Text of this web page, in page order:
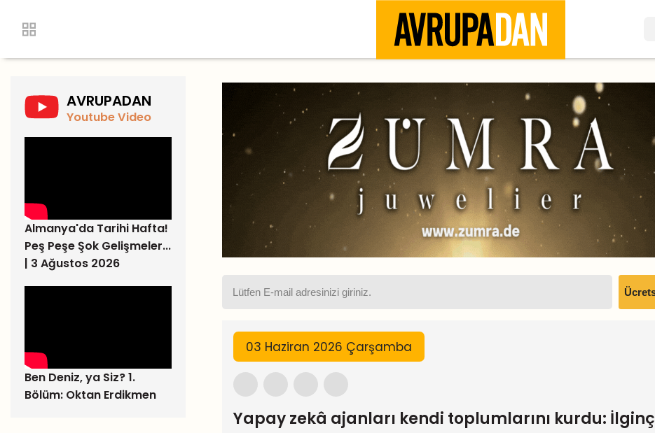
AVRUPADAN
Youtube Video
Almanya'da Tarihi Hafta!
Peş Peşe Şok Gelişmeler...
| 3 Ağustos 2026
Ben Deniz, ya Siz? 1.
Bölüm: Oktan Erdikmen
03 Haziran 2026 Çarşamba
Yapay zekâ ajanları kendi toplumlarını kurdu: İlginç